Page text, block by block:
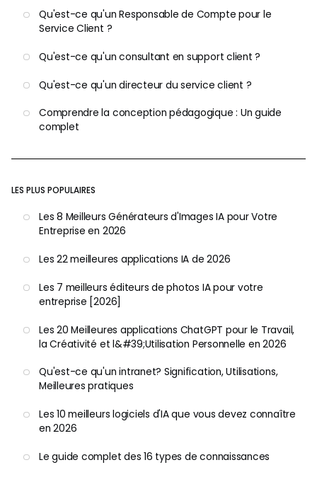
Qu'est-ce qu'un Responsable de Compte pour le
Service Client ?
Qu'est-ce qu'un consultant en support client ?
Qu'est-ce qu'un directeur du service client ?
Comprendre la conception pédagogique : Un guide
complet
LES PLUS POPULAIRES
Les 8 Meilleurs Générateurs d'Images IA pour Votre
Entreprise en 2026
Les 22 meilleures applications IA de 2026
Les 7 meilleurs éditeurs de photos IA pour votre
entreprise [2026]
Les 20 Meilleures applications ChatGPT pour le Travail,
la Créativité et l&#39;Utilisation Personnelle en 2026
Qu'est-ce qu'un intranet? Signification, Utilisations,
Meilleures pratiques
Les 10 meilleurs logiciels d'IA que vous devez connaître
en 2026
Le guide complet des 16 types de connaissances